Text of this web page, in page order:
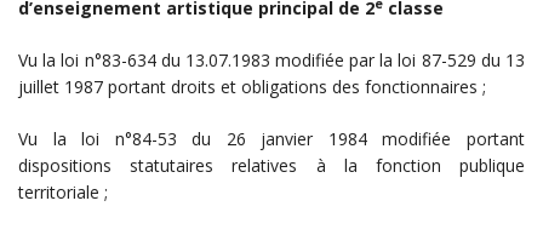
d’enseignement artistique principal de 2e classe
Vu la loi n°83-634 du 13.07.1983 modifiée par la loi 87-529 du 13
juillet 1987 portant droits et obligations des fonctionnaires ;
Vu la loi n°84-53 du 26 janvier 1984 modifiée portant
dispositions statutaires relatives à la fonction publique
territoriale ;